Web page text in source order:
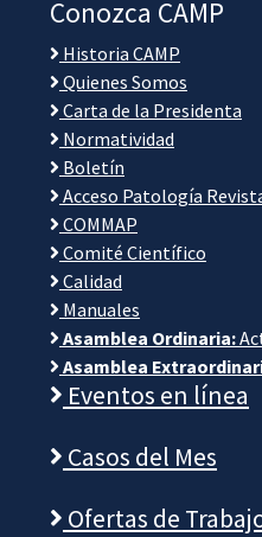
Conozca CAMP
Historia CAMP
Quienes Somos
Carta de la Presidenta
Normatividad
Boletín
Acceso Patología
COMMAP
Comité Científico
Calidad
Manuales
Asamblea Ordinaria:
Asamblea
Eventos en línea
Casos del Mes
Ofertas de